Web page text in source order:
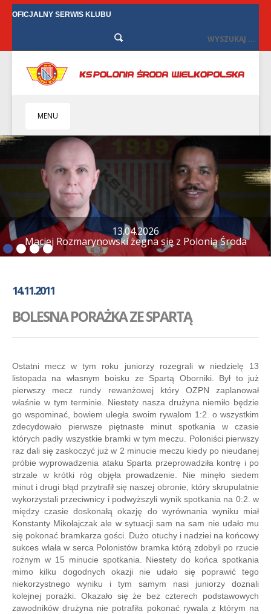
OFICJALNY SERWIS KLUBU
MENU
HOME
KLUB
BIZNES
SENIORZY
SENIORKI
BILETY
KONTAKT
SKLEP
14.11.2011
BOLESNA PORAŻKA ZE SPARTĄ
Ostatni mecz w tym roku juniorzy rozegrali w niedzielę 13
listopada na własnym boisku ze Spartą Oborniki. Był to już
pierwszy mecz rundy rewanżowej który OZPN zaplanował
właśnie w tym terminie. Niestety nasza drużyna niemiło będzie
go wspominać, bowiem uległa swoim rywalom 1:2. o wszystkim
zdecydowało pierwsze piętnaste minut spotkania w czasie
których padły wszystkie bramki w tym meczu. Poloniści pierwszy
raz dali się zaskoczyć już w 2 minucie meczu kiedy po nieudanej
próbie wyprowadzenia ataku Sparta przeprowadziła kontrę i po
strzale w krótki róg objęła prowadzenie. Nie minęło siedem
minut i drugi błąd przytrafił się naszej obronie, który skrupulatnie
wykorzystali przeciwnicy i podwyższyli wynik spotkania na 0:2. w
między czasie doskonałą okazję do wyrównania wyniku miał
Konstanty Mikołajczak ale w sytuacji sam na sam nie udało mu
się pokonać bramkarza gości. Dużo otuchy i nadziei na końcowy
sukces wlała w serca Polonistów bramka którą zdobyli po rzucie
rożnym w 15 minucie spotkania. Niestety do końca spotkania
mimo kilku dogodnych okazji nie udało się poprawić tego
niekorzystnego wyniku i tym samym nasi juniorzy doznali
kolejnej porażki. Okazało się że bez czterech podstawowych
zawodników drużyna nie potrafiła pokonać rywala z którym na